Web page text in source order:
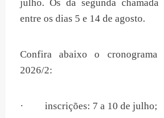
julho. Os da segunda chamada
entre os dias 5 e 14 de agosto.
Confira abaixo o
2026/2:
· inscrições: 7 a 10 de julho;